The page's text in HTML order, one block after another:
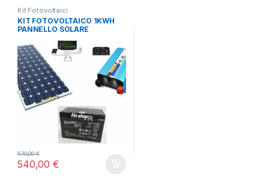
Kit Fotovoltaici
KIT FOTOVOLTAICO 1KWH
PANNELLO SOLARE
AGM INVERTER ONDA PURA
540,00€
570,00€